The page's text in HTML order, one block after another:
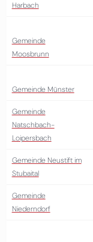
Harbach
Gemeinde
Moosbrunn
Gemeinde Münster
Gemeinde
Natschbach-
Loipersbach
Gemeinde Neustift im
Stubaital
Gemeinde
Niederndorf